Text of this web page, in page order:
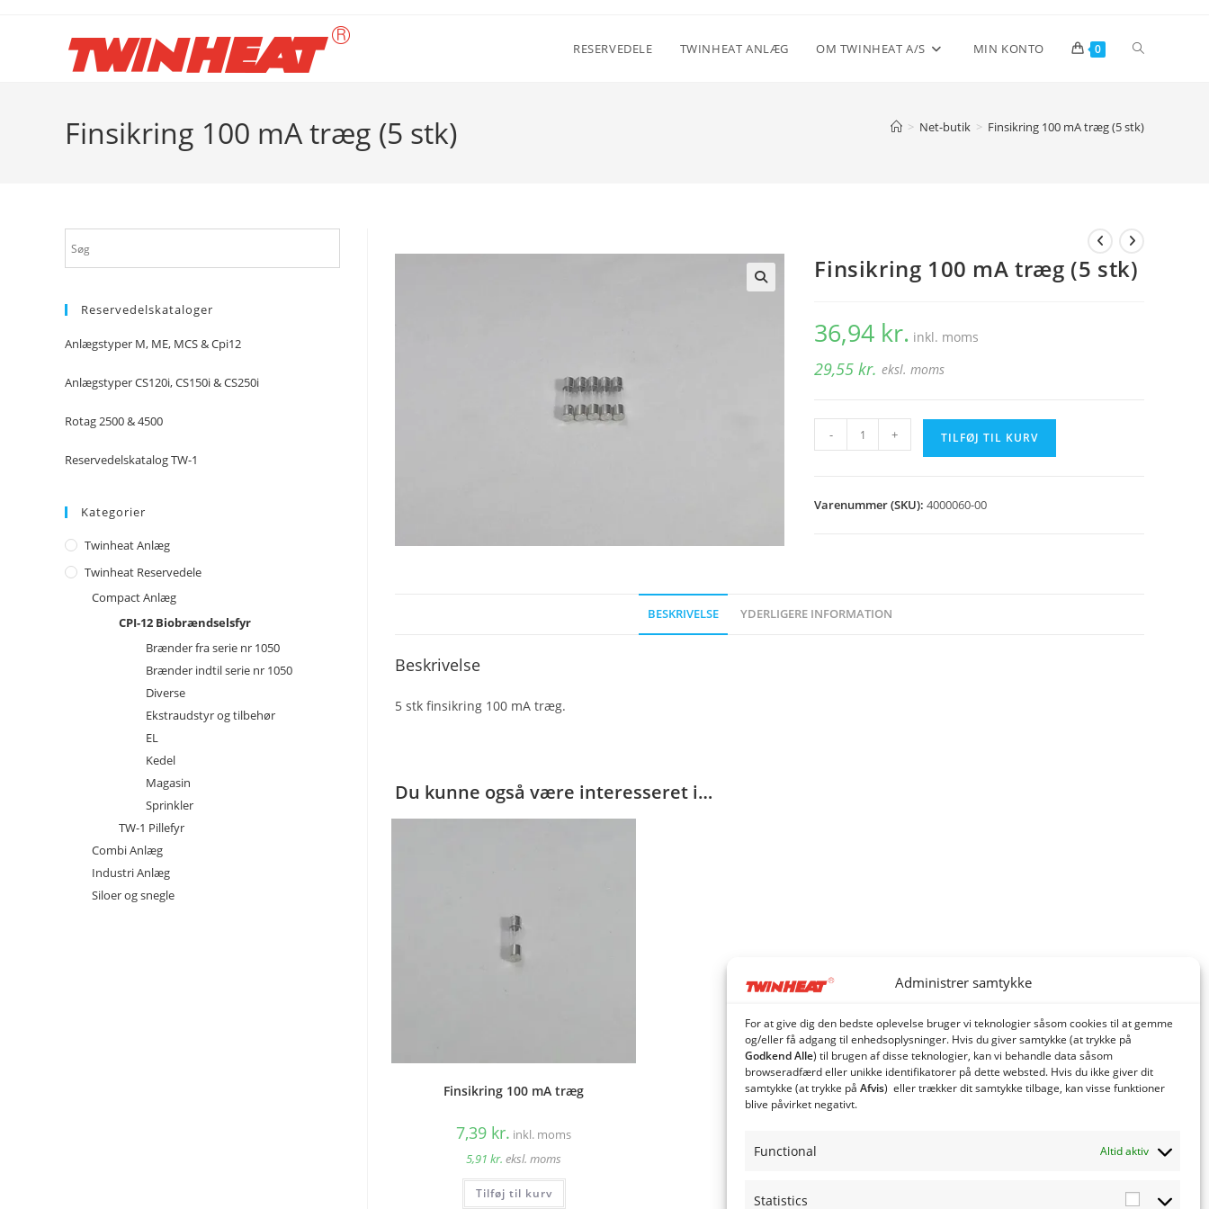
Administrer samtykke
For at give dig den bedste oplevelse bruger vi teknologier såsom cookies til at gemme
og/eller få adgang til enhedsoplysninger. Hvis du giver samtykke (at trykke på
Godkend Alle) til brugen af ​​disse teknologier, kan vi behandle data såsom
browseradfærd eller unikke identifikatorer på dette websted. Hvis du ikke giver dit
samtykke (at trykke på Afvis) eller trækker dit samtykke tilbage, kan visse funktioner
blive påvirket negativt.
Functional Altid aktiv
Statistics
RESERVEDELE TWINHEAT ANLÆG OM TWINHEAT A/S MIN KONTO 0 Toggle
Finsikring 100 mA træg (5 stk) > Net-butik > Finsikring 100 mA træg (5 stk)
Finsikring 100 mA træg (5 stk)
36,94 kr. inkl. moms
29,55kr. eksl. moms
Finsikring
100
- + TILFØJ TIL KURV
Varenummer (SKU):4000060-00
BESKRIVELSE YDERLIGERE INFORMATION
Beskrivelse
5 stk finsikring 100 mA træg.
Du kunne også være interesseret i…
Finsikring 100 mA træg
7,39 kr. inkl. moms
5,91kr. eksl. moms
Tilføj til kurv
Reservedelskataloger
Anlægstyper M, ME, MCS & Cpi12
Anlægstyper CS120i, CS150i & CS250i
Rotag 2500 & 4500
Reservedelskatalog TW-1
Kategorier
Twinheat Anlæg
Twinheat Reservedele
Compact Anlæg
CPI-12 Biobrændselsfyr
Brænder fra serie nr 1050
Brænder indtil serie nr 1050
Diverse
Ekstraudstyr og tilbehør
EL
Kedel
Magasin
Sprinkler
TW-1 Pillefyr
Combi Anlæg
Industri Anlæg
Siloer og snegle